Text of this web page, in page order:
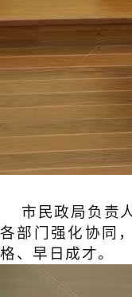
市民政局负责
各部门强化协同
格、早日成才。